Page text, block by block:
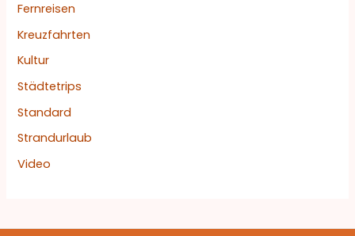
Fernreisen
Kreuzfahrten
Kultur
Städtetrips
Standard
Strandurlaub
Video